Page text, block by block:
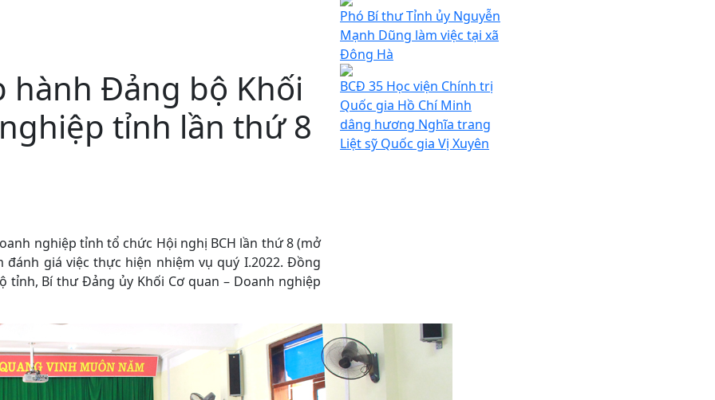
hành Đảng bộ Khối
tỉnh lần thứ 8
nghiệp tỉnh tổ chức Hội nghị BCH lần thứ 8 (mở
đánh giá việc thực hiện nhiệm vụ quý I.2022. Đồng
tỉnh, Bí thư Đảng ủy Khối Cơ quan – Doanh nghiệp
Phó Bí thư Tỉnh ủy Nguyễn
Mạnh Dũng làm việc tại xã
Đông Hà
BCĐ 35 Học viện Chính trị
Quốc gia Hồ Chí Minh
dâng hương Nghĩa trang
Liệt sỹ Quốc gia Vị Xuyên